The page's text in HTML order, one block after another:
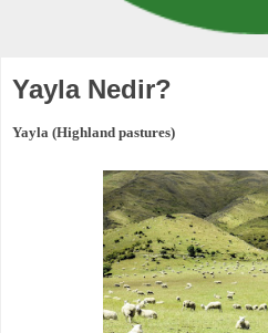
Yayla Nedir?
Yayla (Highland pastures)